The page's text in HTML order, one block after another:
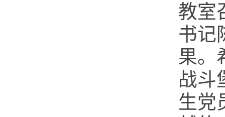
教室
书记
果。
战斗
生党